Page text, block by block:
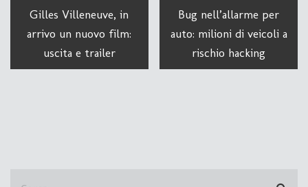
Gilles Villeneuve, in
arrivo un nuovo film:
uscita e trailer
Bug nell’allarme per
auto: milioni di veicoli a
rischio hacking